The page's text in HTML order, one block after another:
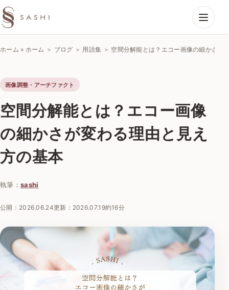
ホーム » ホーム ＞ ブログ ＞ 用語集 ＞ 空間分解能とは？エコー画像の細かさが
画像調整・アーチファクト
空間分解能とは？エコー画像
の細かさが変わる理由と見え
方の基本
執筆： sashi
公開： 2026.06.24更新： 2026.07.19約16分